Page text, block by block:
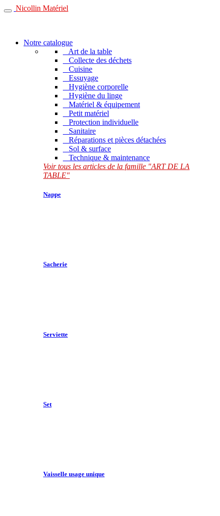
Nicollin Matériel
Notre catalogue
Art de la table
Collecte des déchets
Cuisine
Essuyage
Hygiène corporelle
Hygiène du linge
Matériel & équipement
Petit matériel
Protection individuelle
Sanitaire
Réparations et pièces détachées
Sol & surface
Technique & maintenance
Voir tous les articles de la famille "ART DE LA
TABLE"
Nappe
Sacherie
Serviette
Set
Vaisselle usage unique